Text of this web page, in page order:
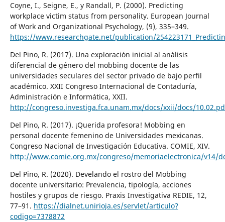
Coyne, I., Seigne, E., y Randall, P. (2000). Predicting
workplace victim status from personality. European Journal
of Work and Organizational Psychology, (9), 335–349.
https://www.researchgate.net/publication/
Del Pino, R. (2017). Una exploración inicial al análisis
diferencial de género del mobbing docente de las
universidades seculares del sector privado de bajo perfil
académico. XXII Congreso Internacional de Contaduría,
Administración e Informática, XXII.
http://congreso.investiga.fca.unam.mx/docs/xxii/docs/
Del Pino, R. (2017). ¡Querida profesora! Mobbing en
personal docente femenino de Universidades mexicanas.
Congreso Nacional de Investigación Educativa. COMIE, XIV.
http://www.comie.org.mx/congreso/memoriaelectronica/v14/
Del Pino, R. (2020). Develando el rostro del Mobbing
docente universitario: Prevalencia, tipología, acciones
hostiles y grupos de riesgo. Praxis Investigativa REDIE, 12,
77–91. https://dialnet.unirioja.es/servlet/articulo?
codigo=7378872